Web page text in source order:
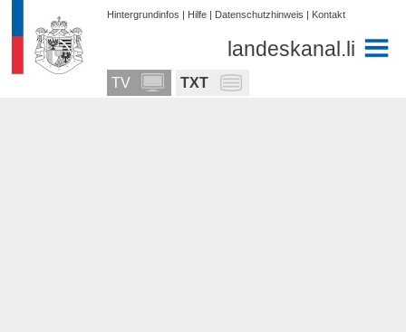
Hintergrundinfos | Hilfe | Datenschutzhinweis | Kontakt
landeskanal.li
TV TXT